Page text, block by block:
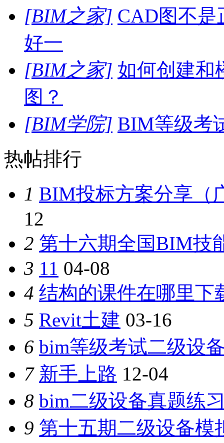
[BIM之家] CAD图不是
好一
[BIM之家] 如何创建和
图？
[BIM学院] BIM等级考
热帖排行
1 BIM投标方案分享（
12
2 第十六期全国BIM技
3 11 04-08
4 结构的课件在哪里下
5 Revit土建 03-16
6 bim等级考试二级设
7 新手上路 12-04
8 bim二级设备真题练
9 第十五期二级设备模